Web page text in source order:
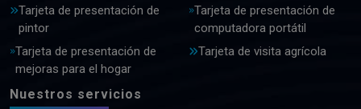
Tarjeta de presentación de
pintor
Tarjeta de presentación de
computadora portátil
Tarjeta de presentación de
mejoras para el hogar
Tarjeta de visita agrícola
Nuestros servicios